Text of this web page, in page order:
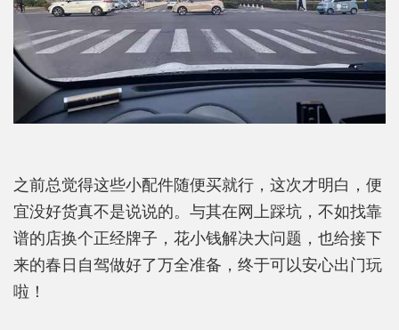
之前总觉得这些小配件随便买就行，这次才明白，便
宜没好货真不是说说的。与其在网上踩坑，不如找靠
谱的店换个正经牌子，花小钱解决大问题，也给接下
来的春日自驾做好了万全准备，终于可以安心出门玩
啦！